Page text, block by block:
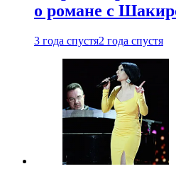
о романе с
3 года спустя2 года спустя